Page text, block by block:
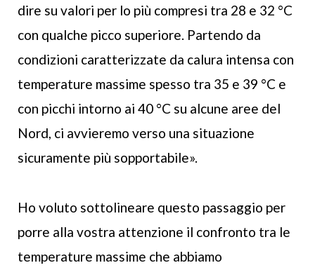
dire su valori per lo più compresi tra 28 e 32 °C
con qualche picco superiore. Partendo da
condizioni caratterizzate da calura intensa con
temperature massime spesso tra 35 e 39 °C e
con picchi intorno ai 40 °C su alcune aree del
Nord, ci avvieremo verso una situazione
sicuramente più sopportabile».
Ho voluto sottolineare questo passaggio per
porre alla vostra attenzione il confronto tra le
temperature massime che abbiamo